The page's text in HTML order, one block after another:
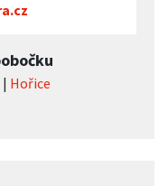
| Hořice